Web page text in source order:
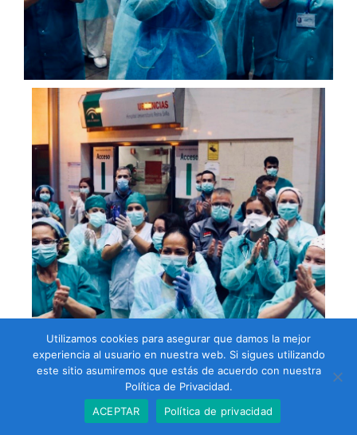
En tiempos de resiliencia
Utilizamos cookies para asegurar que damos la mejor
experiencia al usuario en nuestra web. Si sigues utilizando
este sitio asumiremos que estás de acuerdo con nuestra
Política de Privacidad.
ACEPTAR
Política de privacidad